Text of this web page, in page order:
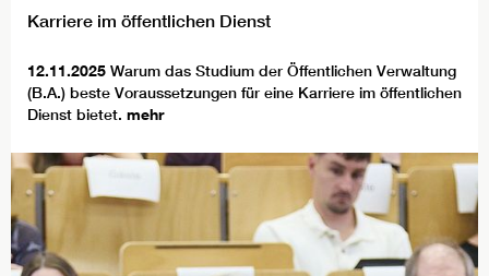
Karriere im öffentlichen Dienst
12.11.2025 Warum das Studium der Öffentlichen Verwaltung
(B.A.) beste Voraussetzungen für eine Karriere im öffentlichen
Dienst bietet. mehr